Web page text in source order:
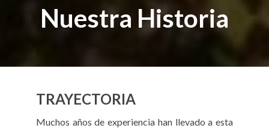
Nuestra Historia
TRAYECTORIA
Muchos años de experiencia han llevado a esta